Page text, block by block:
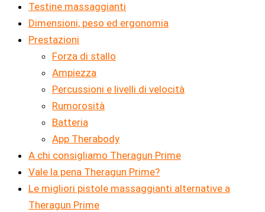
Testine massaggianti
Dimensioni, peso ed ergonomia
Prestazioni
Forza di stallo
Ampiezza
Percussioni e livelli di velocità
Rumorosità
Batteria
App Therabody
A chi consigliamo Theragun Prime
Vale la pena Theragun Prime?
Le migliori pistole massaggianti alternative a
Theragun Prime